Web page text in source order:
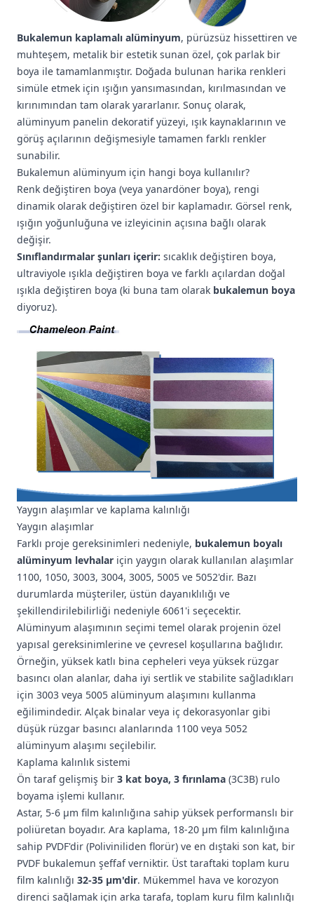
Bukalemun kaplamalı alüminyum, pürüzsüz hissettiren ve
muhteşem, metalik bir estetik sunan özel, çok parlak bir
boya ile tamamlanmıştır. Doğada bulunan harika renkleri
simüle etmek için ışığın yansımasından, kırılmasından ve
kırınımından tam olarak yararlanır. Sonuç olarak,
alüminyum panelin dekoratif yüzeyi, ışık kaynaklarının ve
görüş açılarının değişmesiyle tamamen farklı renkler
sunabilir.
Bukalemun alüminyum için hangi boya kullanılır?
Renk değiştiren boya (veya yanardöner boya), rengi
dinamik olarak değiştiren özel bir kaplamadır. Görsel renk,
ışığın yoğunluğuna ve izleyicinin açısına bağlı olarak
değişir.
Sınıflandırmalar şunları içerir: sıcaklık değiştiren boya,
ultraviyole ışıkla değiştiren boya ve farklı açılardan doğal
ışıkla değiştiren boya (ki buna tam olarak bukalemun boya
diyoruz).
Yaygın alaşımlar ve kaplama kalınlığı
Yaygın alaşımlar
Farklı proje gereksinimleri nedeniyle, bukalemun boyalı
alüminyum levhalar için yaygın olarak kullanılan alaşımlar
1100, 1050, 3003, 3004, 3005, 5005 ve 5052'dir. Bazı
durumlarda müşteriler, üstün dayanıklılığı ve
şekillendirilebilirliği nedeniyle 6061'i seçecektir.
Alüminyum alaşımının seçimi temel olarak projenin özel
yapısal gereksinimlerine ve çevresel koşullarına bağlıdır.
Örneğin, yüksek katlı bina cepheleri veya yüksek rüzgar
basıncı olan alanlar, daha iyi sertlik ve stabilite sağladıkları
için 3003 veya 5005 alüminyum alaşımını kullanma
eğilimindedir. Alçak binalar veya iç dekorasyonlar gibi
düşük rüzgar basıncı alanlarında 1100 veya 5052
alüminyum alaşımı seçilebilir.
Kaplama kalınlık sistemi
Ön taraf gelişmiş bir 3 kat boya, 3 fırınlama (3C3B) rulo
boyama işlemi kullanır.
Astar, 5-6 μm film kalınlığına sahip yüksek performanslı bir
poliüretan boyadır. Ara kaplama, 18-20 μm film kalınlığına
sahip PVDF'dir (Poliviniliden florür) ve en dıştaki son kat, bir
PVDF bukalemun şeffaf verniktir. Üst taraftaki toplam kuru
film kalınlığı 32-35 μm'dir. Mükemmel hava ve korozyon
direnci sağlamak için arka tarafa, toplam kuru film kalınlığı